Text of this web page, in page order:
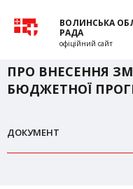
ВОЛИНСЬКА
РАДА
офіційний сайт
ПРО ВНЕСЕННЯ
БЮДЖЕТНОЇ
ДОКУМЕНТ